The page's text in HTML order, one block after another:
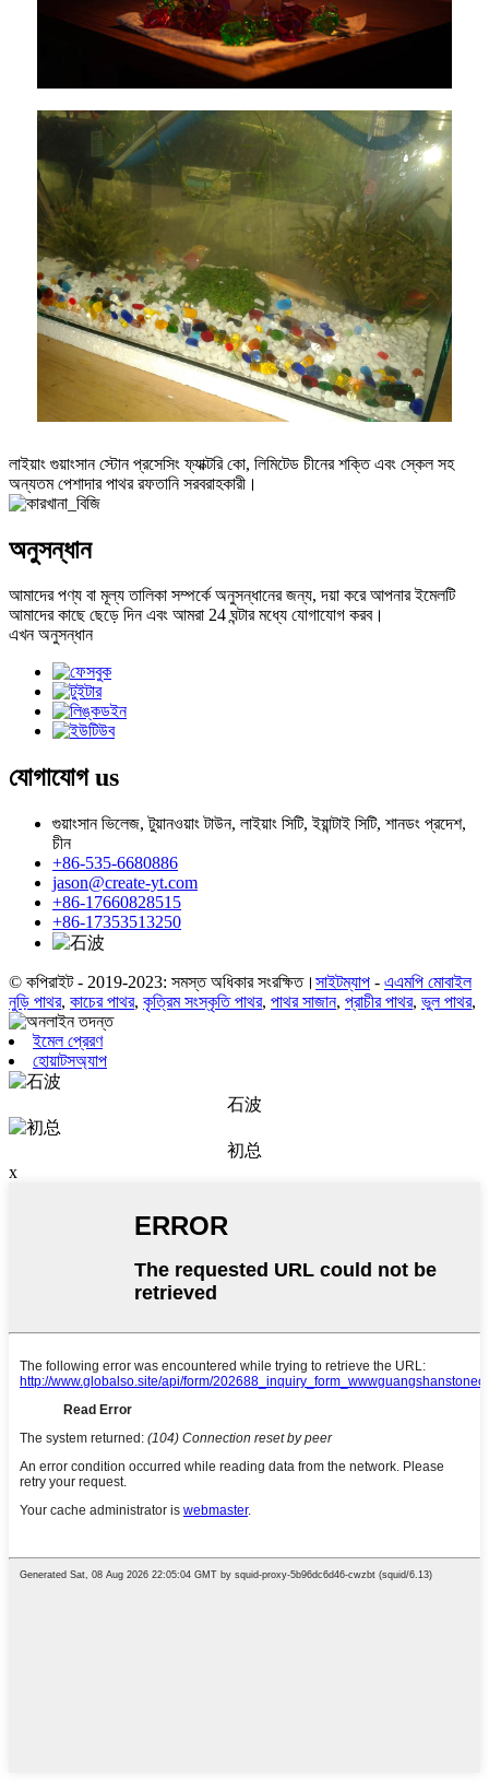
লাইয়াং গুয়াংসান স্টোন প্রসেসিং ফ্যাক্টরি কো, লিমিটেড চীনের শক্তি এবং স্কেল সহ
অন্যতম পেশাদার পাথর রফতানি সরবরাহকারী।
অনুসন্ধান
আমাদের পণ্য বা মূল্য তালিকা সম্পর্কে অনুসন্ধানের জন্য, দয়া করে আপনার ইমেলটি
আমাদের কাছে ছেড়ে দিন এবং আমরা 24 ঘন্টার মধ্যে যোগাযোগ করব।
এখন অনুসন্ধান
যোগাযোগus
গুয়াংসান ভিলেজ, টুয়ানওয়াং টাউন, লাইয়াং সিটি, ইয়ান্টাই সিটি, শানডং প্রদেশ,
চীন
+86-535-6680886
jason@create-yt.com
+86-17660828515
+86-17353513250
© কপিরাইট - 2019-2023: সমস্ত অধিকার সংরক্ষিত। সাইটম্যাপ - এএমপি মোবাইল
নুড়ি পাথর, কাচের পাথর, কৃত্রিম সংস্কৃতি পাথর, পাথর সাজান, প্রাচীর পাথর, ভুল পাথর,
ইমেল প্রেরণ
হোয়াটসঅ্যাপ
石波
初总
x